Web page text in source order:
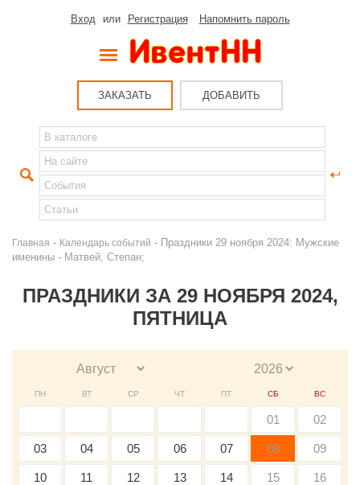
Вход или Регистрация Напомнить пароль
ЗАКАЗАТЬ ДОБАВИТЬ
Главная - Календарь событий - Праздники 29 ноября 2024: Мужские
именины - Матвей, Степан;
ПРАЗДНИКИ ЗА 29 НОЯБРЯ 2024,
ПЯТНИЦА
ПН ВТ СР ЧТ ПТ СБ ВС
01 02
03 04 05 06 07 08 09
10 11 12 13 14 15 16